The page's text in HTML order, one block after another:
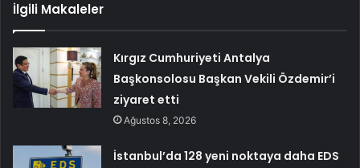
İlgili Makaleler
Kırgız Cumhuriyeti Antalya
Başkonsolosu Başkan Vekili Özdemir’i
ziyaret etti
Ağustos 8, 2026
İstanbul’da 128 yeni noktaya daha EDS